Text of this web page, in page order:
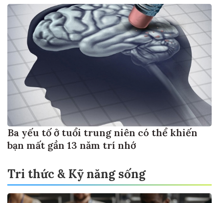
Ba yếu tố ở tuổi trung niên có thể khiến
bạn mất gần 13 năm trí nhớ
Tri thức & Kỹ năng sống